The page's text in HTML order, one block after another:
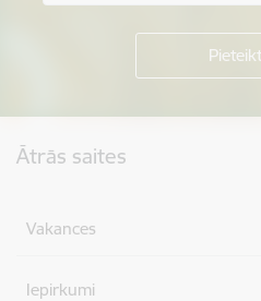
Ātrās saites
Vakances
Iepirkumi